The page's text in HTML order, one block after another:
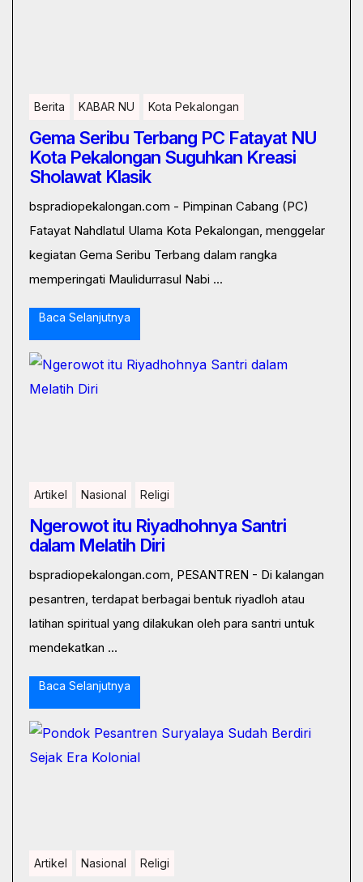
Berita KABAR NU Kota Pekalongan
Gema Seribu Terbang PC Fatayat NU
Kota Pekalongan Suguhkan Kreasi
Sholawat Klasik
bspradiopekalongan.com - Pimpinan Cabang (PC)
Fatayat Nahdlatul Ulama Kota Pekalongan, menggelar
kegiatan Gema Seribu Terbang dalam rangka
memperingati Maulidurrasul Nabi ...
Baca Selanjutnya
Artikel Nasional Religi
Ngerowot itu Riyadhohnya Santri
dalam Melatih Diri
bspradiopekalongan.com, PESANTREN - Di kalangan
pesantren, terdapat berbagai bentuk riyadloh atau
latihan spiritual yang dilakukan oleh para santri untuk
mendekatkan ...
Baca Selanjutnya
Artikel Nasional Religi